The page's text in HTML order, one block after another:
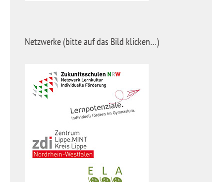
Netzwerke (bitte auf das Bild klicken…)